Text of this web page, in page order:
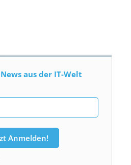
aus der IT-Welt
Anmelden!